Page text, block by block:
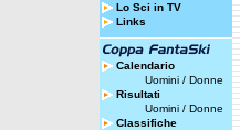
Lo Sci in TV
Links
Calendario
Uomini / Donne
Risultati
Uomini / Donne
Classifiche